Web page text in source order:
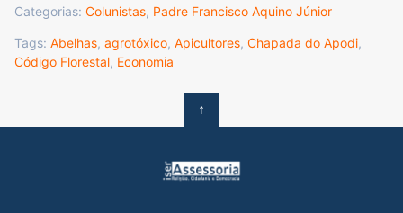
Categorias: Colunistas, Padre Francisco Aquino Júnior
Tags: Abelhas, agrotóxico, Apicultores, Chapada do Apodi,
Código Florestal, Economia
↑